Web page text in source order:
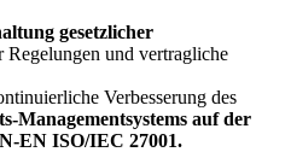
gesetzlicher
Regelungen und vertragliche
Verbesserung des
Managementsystems auf der
EN ISO/IEC 27001.